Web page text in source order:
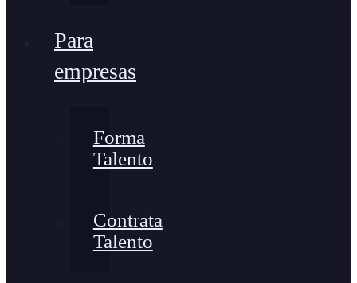
Para
empresas
Forma
Talento
Contrata
Talento